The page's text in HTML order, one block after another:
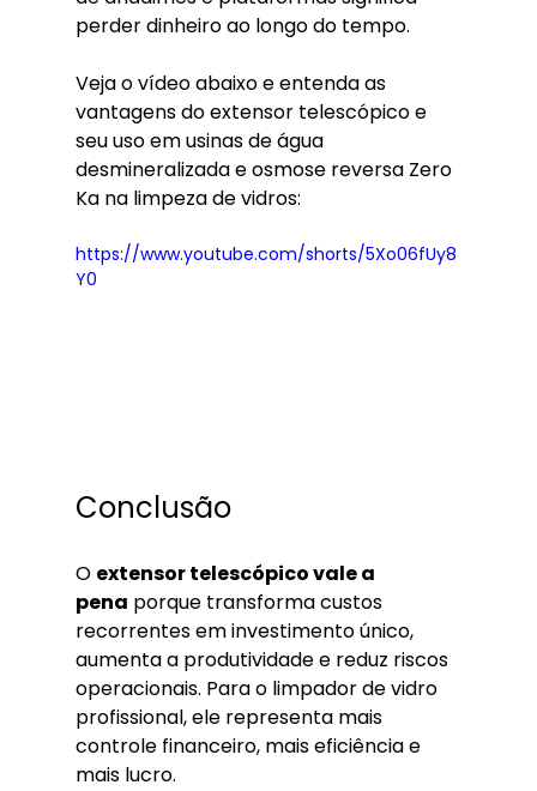
perder dinheiro ao longo do tempo.
Veja o vídeo abaixo e entenda as
vantagens do extensor telescópico e
seu uso em usinas de água
desmineralizada e osmose reversa Zero
Ka na limpeza de vidros:
https://www.youtube.com/shorts/5Xo06fUy8
Y0
Conclusão
O extensor telescópico vale a
pena porque transforma custos
recorrentes em investimento único,
aumenta a produtividade e reduz riscos
operacionais. Para o limpador de vidro
profissional, ele representa mais
controle financeiro, mais eficiência e
mais lucro.